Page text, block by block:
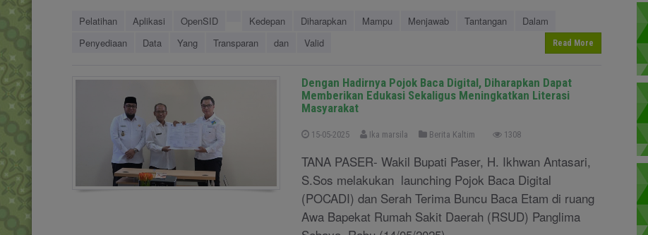
Pelatihan Aplikasi OpenSID Kedepan Diharapkan Mampu Menjawab Tantangan
Dalam
Penyediaan
Data Yang Transparan dan Valid Read More
Dengan Hadirnya Pojok Baca Digital, Diharapkan Dapat
Memberikan Edukasi Sekaligus Meningkatkan Literasi
Masyarakat
15-05-2025 Ika marsila Berita Kaltim 1308
TANA PASER- Wakil Bupati Paser, H. Ikhwan Antasari,
S.Sos melakukan launching Pojok Baca Digital
(POCADI) dan Serah Terima Buncu Baca Etam di ruang
Awa Bapekat Rumah Sakit Daerah (RSUD) Panglima